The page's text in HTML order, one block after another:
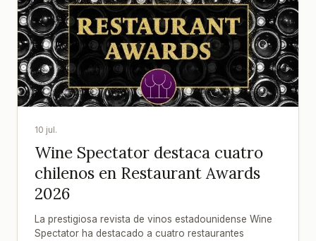
10 jul.
Wine Spectator destaca cuatro
chilenos en Restaurant Awards
2026
La prestigiosa revista de vinos estadounidense Wine
Spectator ha destacado a cuatro restaurantes